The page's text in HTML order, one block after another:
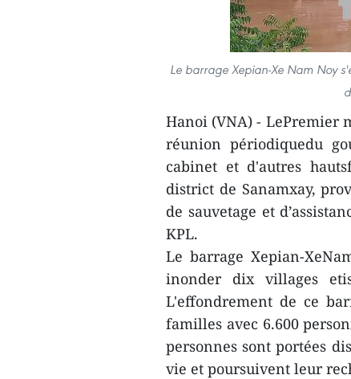
Le barrage Xepian-Xe Nam Noy
Hanoi (VNA) - LePremier
réunion périodiquedu
cabinet et d'autres
district de Sanamxay,
de sauvetage et
KPL.
Le barrage Xepian-
inonder dix villages
L'effondrement de ce
familles avec 6.600
personnes sont portées
vie et poursuivent leur